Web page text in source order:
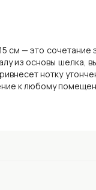
см — это
из основы шелка,
нотку
к любому